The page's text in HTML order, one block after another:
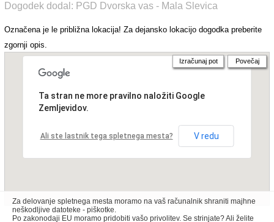
Dogodek dodal: PGD Dvorska vas - Mala Slevica
Označena je le približna lokacija! Za dejansko lokacijo dogodka preberite
zgornji opis.
Ta stran ne more pravilno naložiti Google
Zemljevidov.
Ali ste lastnik tega spletnega mesta? V redu
Izračunaj pot Povečaj
Za delovanje spletnega mesta moramo na vaš računalnik shraniti majhne
neškodljive datoteke - piškotke.
Po zakonodaji EU moramo pridobiti vašo privolitev. Se strinjate? Ali želite